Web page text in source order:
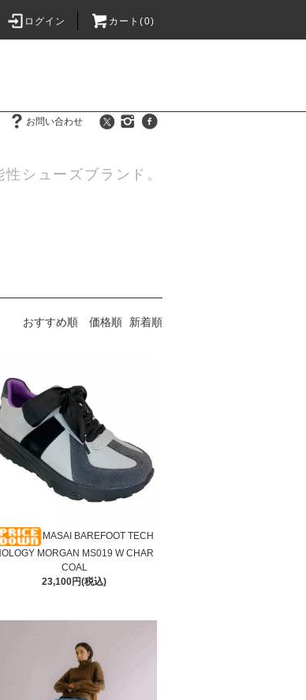
ログイン カート(0)
お問い合わせ
シューズブランド。
おすすめ順 価格順 新着順
MASAI BAREFOOT TECH
MORGAN MS019 W CHAR
COAL
23,100円(税込)